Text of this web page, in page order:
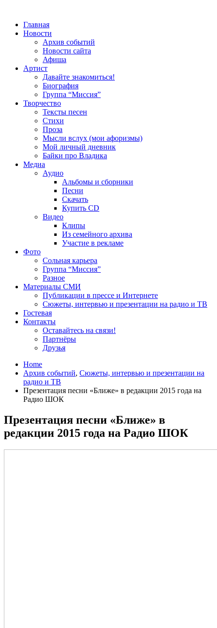
Главная
Новости
Архив событий
Новости сайта
Афиша
Артист
Давайте знакомиться!
Биография
Группа “Миссия”
Творчество
Тексты песен
Стихи
Проза
Мысли вслух (мои афоризмы)
Мой личный дневник
Байки про Владика
Медиа
Аудио
Альбомы и сборники
Песни
Скачать
Купить CD
Видео
Клипы
Из семейного архива
Участие в рекламе
Фото
Сольная карьера
Группа “Миссия”
Разное
Материалы СМИ
Публикации в прессе и Интернете
Сюжеты, интервью и презентации на радио и ТВ
Гостевая
Контакты
Оставайтесь на связи!
Партнёры
Друзья
Home
Архив событий, Сюжеты, интервью и презентации на
радио и ТВ
Презентация песни «Ближе» в редакции 2015 года на
Радио ШОК
Презентация песни «Ближе» в
редакции 2015 года на Радио ШОК